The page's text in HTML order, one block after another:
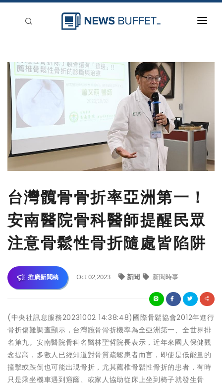
新聞稿分類
台灣髖骨骨折率亞洲第一！
安南醫院骨科醫師提醒民眾
注意骨鬆性骨折隨處皆陷阱
推廣新聞稿 Oct 02,2023 新聞 新聞時事
(中央社訊息服務20231002 14:38:48)國際骨鬆協會2012年進行
骨折傷難調查顯示，台灣髖骨骨折機率為全亞洲第一、全世界排
名第九。安南醫院骨科名醫林聖哲院長表示，近年來國人保健觀
念提高，多數人已經知道對骨質疏鬆患者而言，即使是低能量的
撞擊或跌倒也可能出現骨折，尤其薦椎骨鬆性骨折的患者，有時
只是乘坐機車遇到窟窿、或家人協助從床上坐到椅子就發生骨